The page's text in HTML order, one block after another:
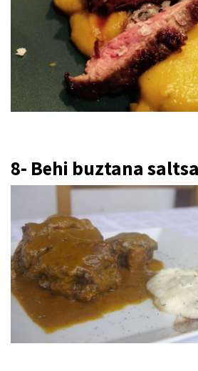
8- Behi buztana